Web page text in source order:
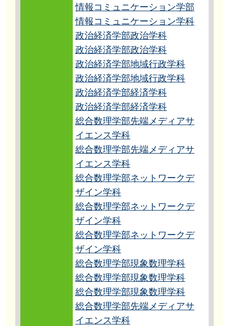
情報コミュニケーション学部
情報コミュニケーション学科
政治経済学部政治学科
政治経済学部政治学科
政治経済学部地域行政学科
政治経済学部地域行政学科
政治経済学部経済学科
政治経済学部経済学科
総合数理学部先端メディアサ
イエンス学科
総合数理学部先端メディアサ
イエンス学科
総合数理学部ネットワークデ
ザイン学科
総合数理学部ネットワークデ
ザイン学科
総合数理学部ネットワークデ
ザイン学科
総合数理学部現象数理学科
総合数理学部現象数理学科
総合数理学部現象数理学科
総合数理学部先端メディアサ
イエンス学科